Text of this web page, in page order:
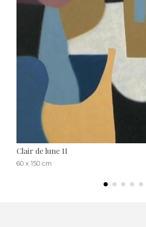
Clair de lune II
60 x 150 cm